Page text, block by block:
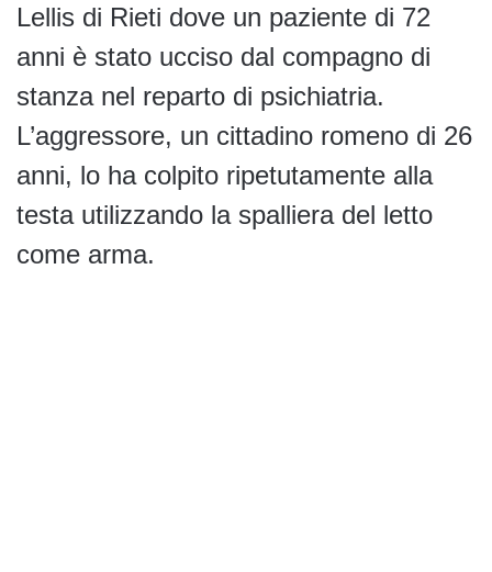
Lellis di Rieti dove un paziente di 72
anni è stato ucciso dal compagno di
stanza nel reparto di psichiatria.
L’aggressore, un cittadino romeno di 26
anni, lo ha colpito ripetutamente alla
testa utilizzando la spalliera del letto
come arma.